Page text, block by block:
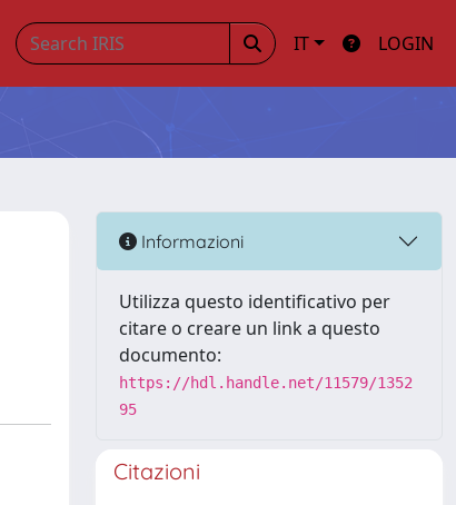
IT LOGIN
Informazioni
Utilizza questo identificativo per
citare o creare un link a questo
documento:
https://hdl.handle.net/11579/1352
95
Citazioni